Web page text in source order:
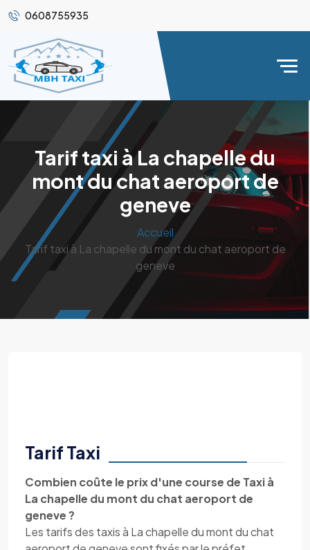
0608755935
Tarif taxi à La chapelle du
mont du chat aeroport de
geneve
Accueil
Tarif taxi à La chapelle du mont du chat aeroport de
geneve
Tarif Taxi
Combien coûte le prix d'une course de Taxi à
La chapelle du mont du chat aeroport de
geneve ?
Les tarifs des taxis à La chapelle du mont du chat